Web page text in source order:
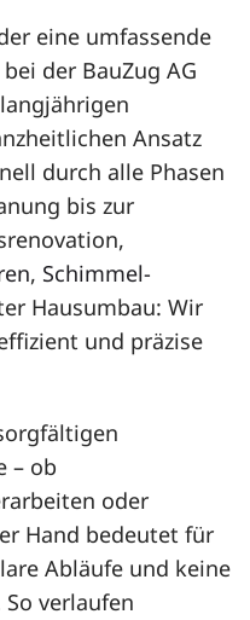
eine umfassende
der BauZug AG
Ansatz
durch alle Phasen
bis zur
, Schimmel-
Hausumbau: Wir
und präzise
– ob
oder
Hand bedeutet für
Abläufe und keine
verlaufen